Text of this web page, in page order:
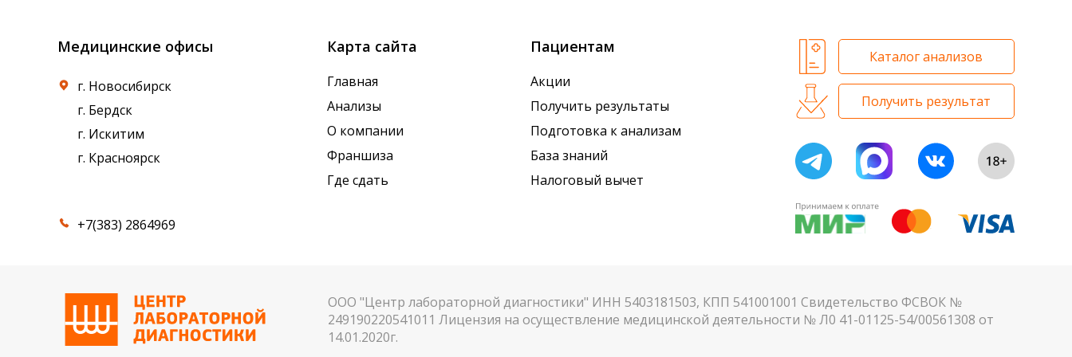
Медицинские офисы
г. Новосибирск
г. Бердск
г. Искитим
г. Красноярск
+7(383) 2864969
Карта сайта
Главная
Анализы
О компании
Франшиза
Где сдать
Пациентам
Акции
Получить результаты
Подготовка к анализам
База знаний
Налоговый вычет
Каталог анализов
Получить результат
ООО "Центр лабораторной диагностики" ИНН 5403181503, КПП 541001001 Свидетельство ФСВОК №
249190220541011 Лицензия на осуществление медицинской деятельности № Л0 41-01125-54/00561308 от
14.01.2020г.